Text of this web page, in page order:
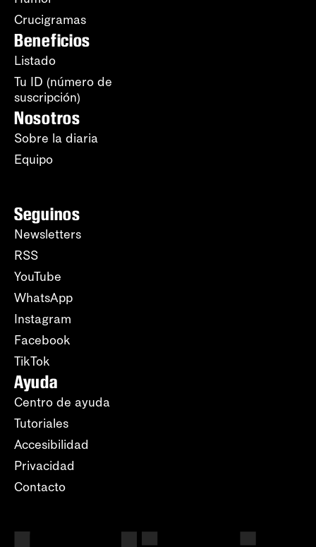
Crucigramas
Beneficios
Listado
Tu ID (número de
suscripción)
Nosotros
Sobre la diaria
Equipo
Seguinos
Newsletters
RSS
YouTube
WhatsApp
Instagram
Facebook
TikTok
Ayuda
Centro de ayuda
Tutoriales
Accesibilidad
Privacidad
Contacto